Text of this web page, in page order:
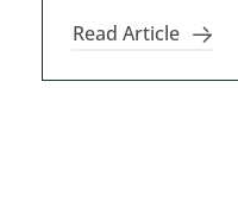
Read Article